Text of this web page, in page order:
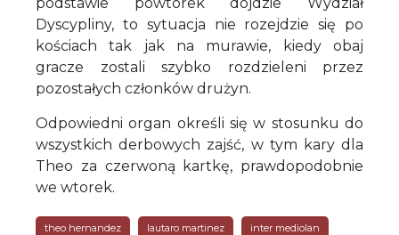
Dyscypliny, to sytuacja nie rozejdzie się po
kościach tak jak na murawie, kiedy obaj
gracze zostali szybko rozdzieleni przez
pozostałych członków drużyn.
Odpowiedni organ określi się w stosunku do
wszystkich derbowych zajść, w tym kary dla
Theo za czerwoną kartkę, prawdopodobnie
we wtorek.
theo hernandez lautaro martinez inter mediolan